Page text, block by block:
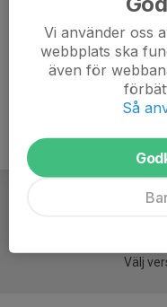
Välj
Vi använder oss
webbplats ska
även för
Så